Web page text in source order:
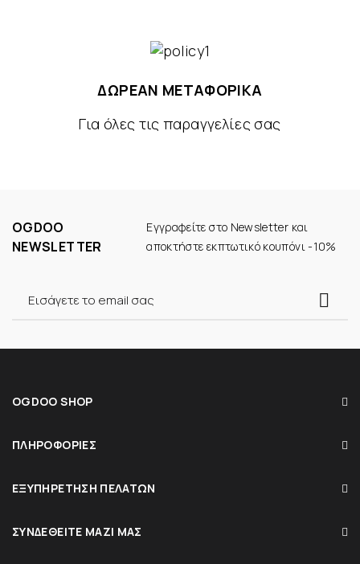
ΔΩΡΕΑΝ ΜΕΤΑΦΟΡΙΚΑ
Για όλες τις παραγγελίες σας
OGDOO
NEWSLETTER
Εγγραφείτε στο Newsletter και
αποκτήστε εκπτωτικό κουπόνι -10%
OGDOO SHOP
ΠΛΗΡΟΦΟΡΊΕΣ
ΕΞΥΠΗΡΈΤΗΣΗ ΠΕΛΑΤΏΝ
ΣΥΝΔΕΘΕΊΤΕ ΜΑΖΊ ΜΑΣ